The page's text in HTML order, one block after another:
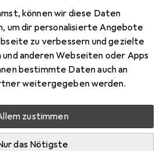
können wir diese Daten
um dir personalisierte Angebote
zu verbessern und gezielte
anderen Webseiten oder Apps
bestimmte Daten auch an
weitergegeben werden.
zustimmen
das Nötigste
Marke
Mehr von Agro
lieferbar
Merken